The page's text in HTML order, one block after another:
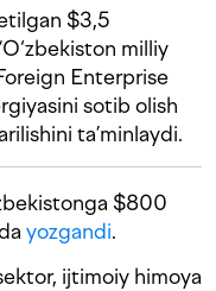
$3,5
milliy
Enterprise
sotib olish
ta’minlaydi.
$800
yozgandi.
ijtimoiy himoya